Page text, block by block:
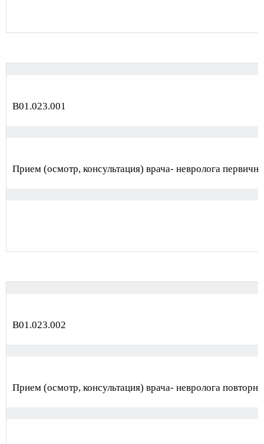
В01.023.001
Прием (осмотр, консультация) врача- невролога
В01.023.002
Прием (осмотр, консультация) врача- невролога